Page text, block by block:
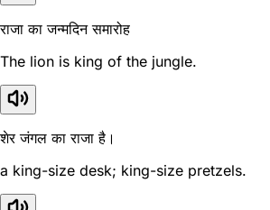
राजा का जन्मदिन समारोह
The lion is king of the jungle.
शेर जंगल का राजा है।
a king-size desk; king-size pretzels.